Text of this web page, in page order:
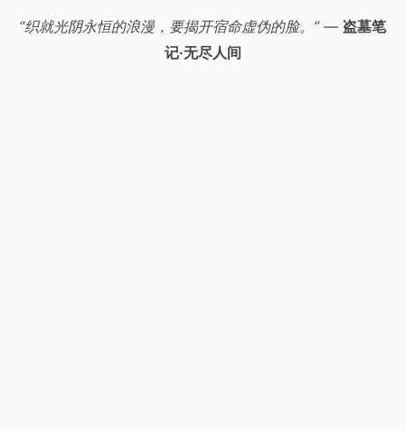
“织就光阴永恒的浪漫，要揭开宿命虚伪的脸。”— 盗墓笔
记·无尽人间